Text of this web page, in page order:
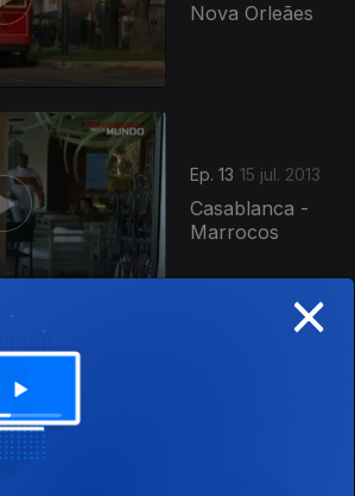
Nova Orleães
Ep. 13 15 jul. 2013
Casablanca -
Marrocos
×